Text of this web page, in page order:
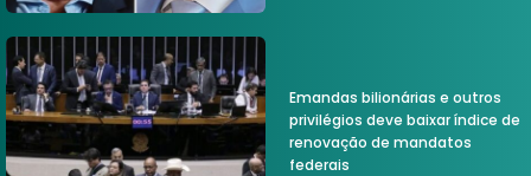
Emandas bilionárias e outros
privilégios deve baixar índice de
renovação de mandatos
federais